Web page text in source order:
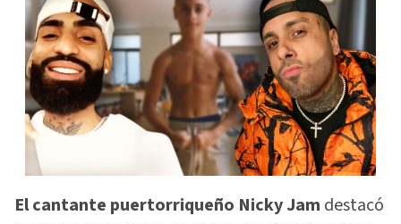
El cantante puertorriqueño Nicky Jam destacó